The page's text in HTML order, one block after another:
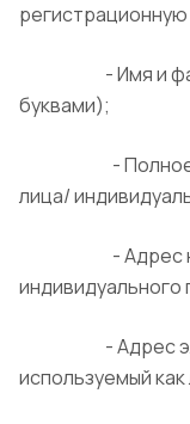
- Имя и
буквами);
- Полное
лица/
- Адрес
- Адрес
используемый как